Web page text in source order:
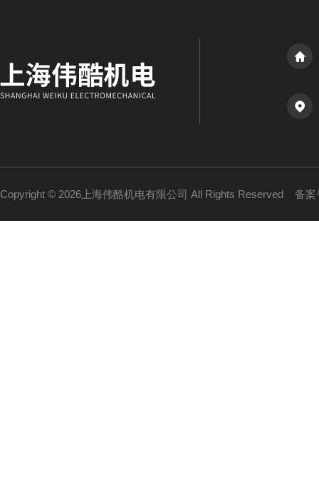
Copyright © 2026上海伟酷机电有限公司 All Rights Reserved 备案